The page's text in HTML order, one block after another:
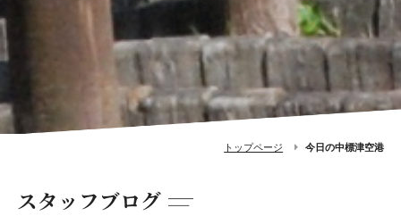
トップページ 今日の中標津空港
スタッフブログ